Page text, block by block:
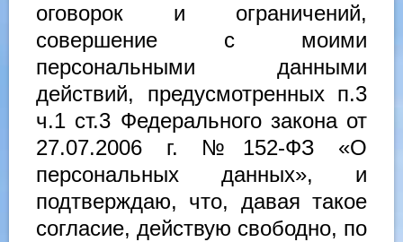
оговорок и ограничений,
совершение с моими
персональными данными
действий, предусмотренных п.3
ч.1 ст.3 Федерального закона от
27.07.2006 г. №152-ФЗ «О
персональных данных», и
подтверждаю, что, давая такое
согласие, действую свободно, по